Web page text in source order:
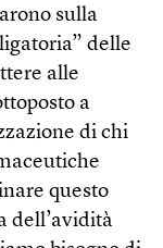
sulla
delle
alle
a
di chi
questo
dell’avidità